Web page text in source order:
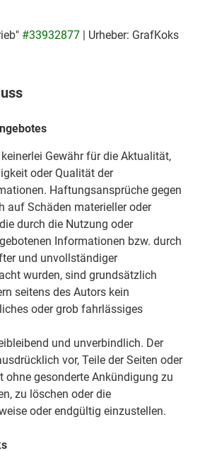
#33932877 | Urheber: GrafKoks
Gewähr für die Aktualität,
oder Qualität der
Haftungsansprüche gegen
auf Schäden materieller oder
durch die Nutzung oder
Informationen bzw. durch
und unvollständiger
wurden, sind grundsätzlich
seitens des Autors kein
oder grob fahrlässiges
und unverbindlich. Der
vor, Teile der Seiten oder
ohne gesonderte Ankündigung zu
zu löschen oder die
oder endgültig einzustellen.